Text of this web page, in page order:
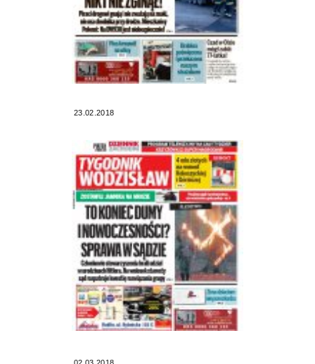
23.02.2018